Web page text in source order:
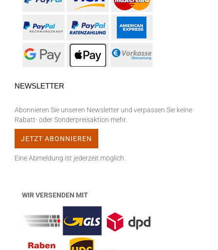
NEWSLETTER
Abonnieren Sie unseren Newsletter und verpassen Sie keine
Rabatt- oder Sonderpreisaktion mehr.
Eine Abmeldung ist jederzeit möglich.
WIR VERSENDEN MIT